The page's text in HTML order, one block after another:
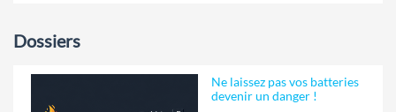
Dossiers
Ne laissez pas vos batteries
devenir un danger !